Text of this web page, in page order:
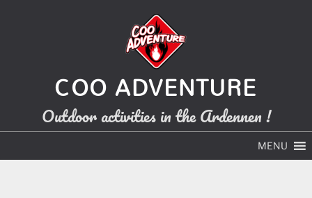
COO ADVENTURE
Outdoor activities in the Ardennen !
MENU